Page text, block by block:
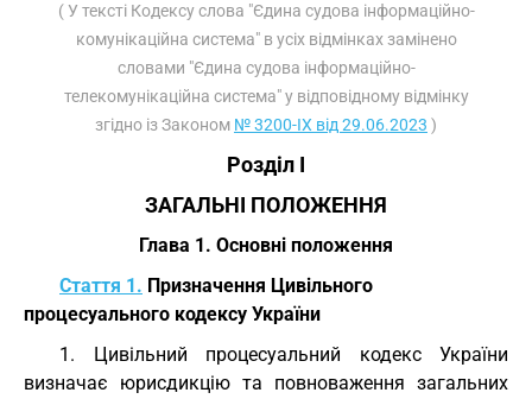
( У тексті Кодексу слова "Єдина судова інформаційно-
комунікаційна система" в усіх відмінках замінено
словами "Єдина судова інформаційно-
телекомунікаційна система" у відповідному відмінку
згідно із Законом № 3200-IX від 29.06.2023 )
Розділ I
ЗАГАЛЬНІ ПОЛОЖЕННЯ
Глава 1. Основні положення
Стаття 1. Призначення Цивільного
процесуального кодексу України
1. Цивільний процесуальний кодекс України
визначає юрисдикцію та повноваження загальних